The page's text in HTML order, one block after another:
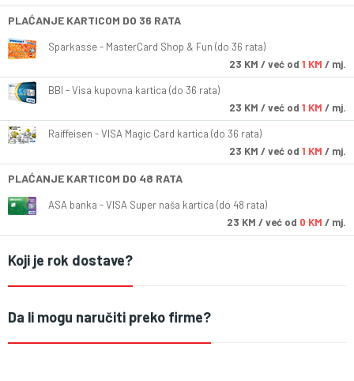
PLAĆANJE KARTICOM DO 36 RATA
Sparkasse - MasterCard Shop & Fun (do 36 rata)
23 KM / već od 1 KM / mj.
BBI - Visa kupovna kartica (do 36 rata)
23 KM / već od 1 KM / mj.
Raiffeisen - VISA Magic Card kartica (do 36 rata)
23 KM / već od 1 KM / mj.
PLAĆANJE KARTICOM DO 48 RATA
ASA banka - VISA Super naša kartica (do 48 rata)
23 KM / već od 0 KM / mj.
Koji je rok dostave?
Da li mogu naručiti preko firme?